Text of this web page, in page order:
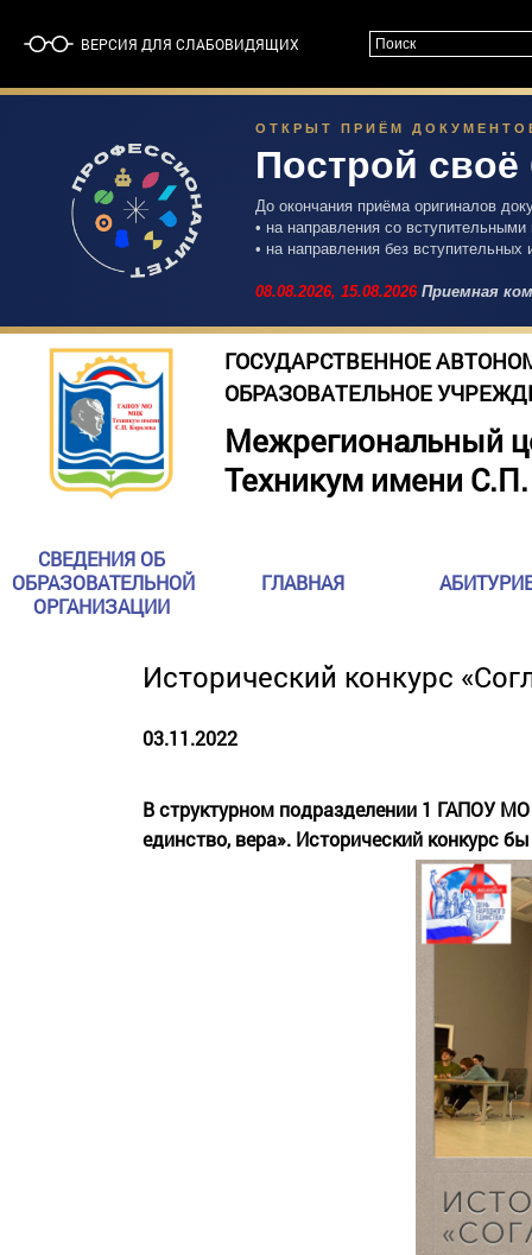
ВЕРСИЯ ДЛЯ СЛАБОВИДЯЩИХ
ОТКРЫТ ПРИЁМ
Построй
До окончания приёма оригиналов
• на направления со
• на направления без
08.08.2026, 15.08.2026Приемная
ГОСУДАРСТВЕННОЕ
ОБРАЗОВАТЕЛЬНОЕ
Межрегиональный
Техникум имени
СВЕДЕНИЯ ОБ
ОБРАЗОВАТЕЛЬНОЙ
ОРГАНИЗАЦИИ
ГЛАВНАЯ
Исторический конкурс
03.11.2022
В структурном подразделении 1 ГАПОУ
единство, вера». Исторический конкурс